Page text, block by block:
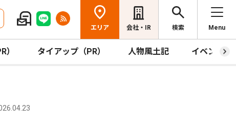
エリア 会社・IR 検索 Menu
） タイアップ（PR） 人物風土記 イベント